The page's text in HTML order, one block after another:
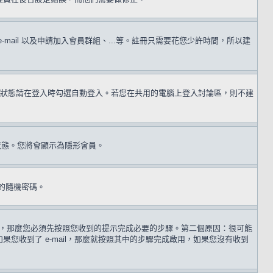
以及申請加入會員群組、...等。註冊只需要花您少許時間，所以建
請在登入時勾選自動登入。若您在共用的電腦上登入討論區，則不建
。您將會顯示為隱形會員。
隨機密碼。
麼您必須先按照您收到的提示完成必要的步驟。第二個原因：很可能
您收到了 e-mail，那麼就按照其中的步驟完成啟用，如果您沒有收到